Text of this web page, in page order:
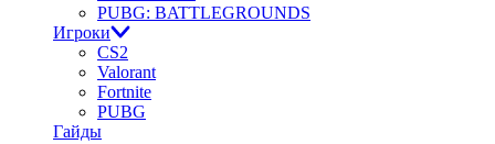
PUBG: BATTLEGROUNDS
Игроки
CS2
Valorant
Fortnite
PUBG
Гайды